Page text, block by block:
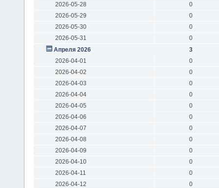
2026-05-28
0
2026-05-29
0
2026-05-30
0
2026-05-31
0
Апреля 2026
3
2026-04-01
0
2026-04-02
0
2026-04-03
0
2026-04-04
0
2026-04-05
0
2026-04-06
0
2026-04-07
0
2026-04-08
0
2026-04-09
0
2026-04-10
0
2026-04-11
0
2026-04-12
0